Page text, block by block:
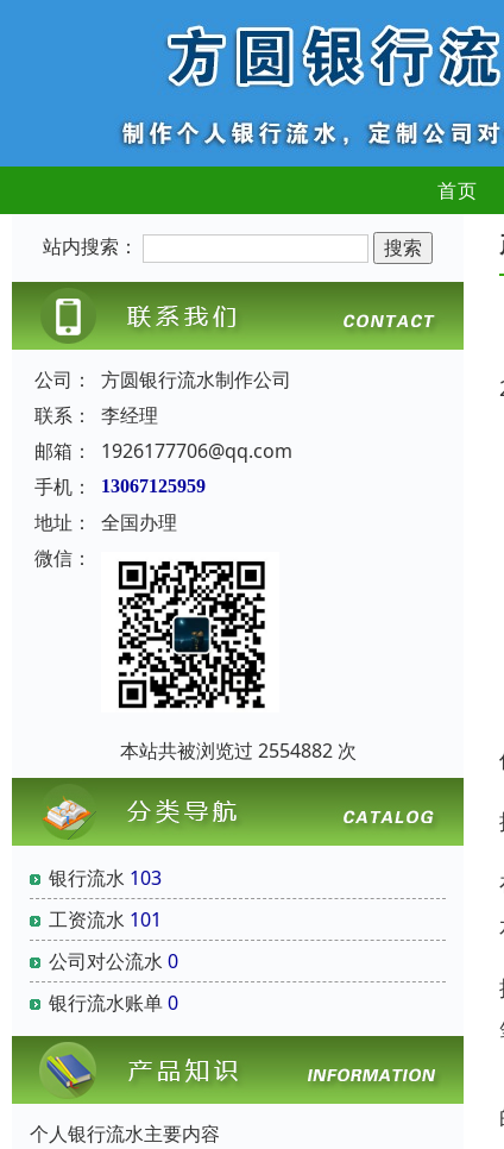
首页
站内搜索：
公司：
方圆银行流水制作公司
联系：
李经理
邮箱：
1926177706@qq.com
手机：
13067125959
地址：
全国办理
微信：
本站共被浏览过 2554882 次
银行流水 103
工资流水 101
公司对公流水 0
银行流水账单0
个人银行流水主要内容